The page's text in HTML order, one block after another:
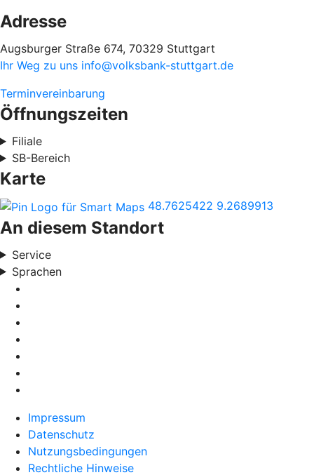
Adresse
Augsburger Straße 674, 70329 Stuttgart
Ihr Weg zu uns info@volksbank-stuttgart.de
Terminvereinbarung
Öffnungszeiten
Filiale
SB-Bereich
Karte
48.7625422 9.2689913
An diesem Standort
Service
Sprachen
Impressum
Datenschutz
Nutzungsbedingungen
Rechtliche Hinweise